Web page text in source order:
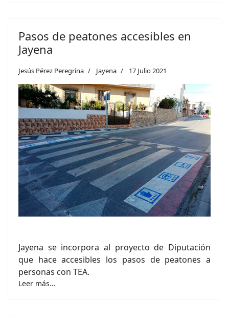
Pasos de peatones accesibles en
Jayena
Jesús Pérez Peregrina Jayena 17 Julio 2021
Jayena se incorpora al proyecto de Diputación
que hace accesibles los pasos de peatones a
personas con TEA.
Leer más…